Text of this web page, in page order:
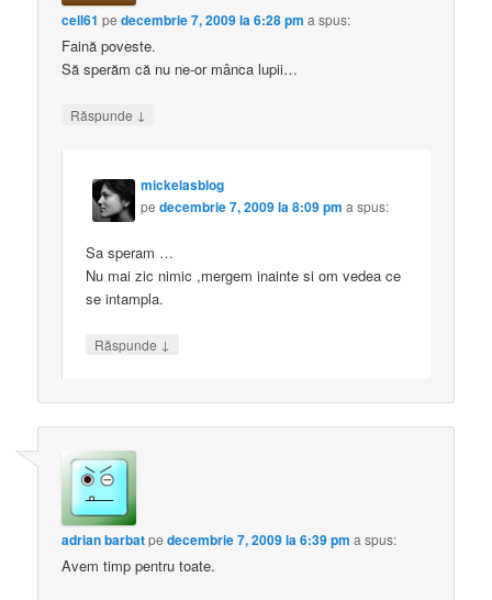
cell61 pedecembrie 7, 2009 la 6:28 pm a spus:
Faină poveste.
Să sperăm că nu ne-or mânca lupii…
Răspunde ↓
mickelasblog
pedecembrie 7, 2009 la 8:09 pm a spus:
Sa speram …
Nu mai zic nimic ,mergem inainte si om vedea ce
se intampla.
Răspunde ↓
adrian barbatpedecembrie 7, 2009 la 6:39 pm a spus:
Avem timp pentru toate.